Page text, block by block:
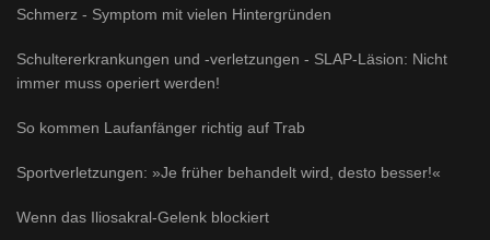
Schmerz - Symptom mit vielen Hintergründen
Schultererkrankungen und -verletzungen - SLAP-Läsion: Nicht
immer muss operiert werden!
So kommen Laufanfänger richtig auf Trab
Sportverletzungen: »Je früher behandelt wird, desto besser!«
Wenn das Iliosakral-Gelenk blockiert